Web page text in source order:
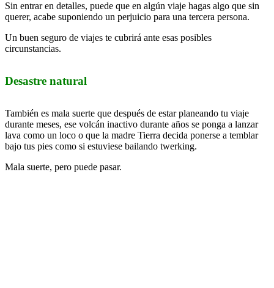
Sin entrar en detalles, puede que en algún viaje hagas algo que sin
querer, acabe suponiendo un perjuicio para una tercera persona.
Un buen seguro de viajes te cubrirá ante esas posibles
circunstancias.
Desastre natural
También es mala suerte que después de estar planeando tu viaje
durante meses, ese volcán inactivo durante años se ponga a lanzar
lava como un loco o que la madre Tierra decida ponerse a temblar
bajo tus pies como si estuviese bailando twerking.
Mala suerte, pero puede pasar.